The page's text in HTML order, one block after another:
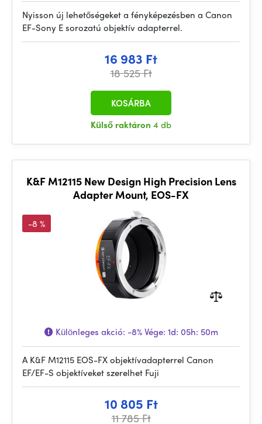
Nyisson új lehetőségeket a fényképezésben a Canon
EF-Sony E sorozatú objektív adapterrel.
16 983 Ft
18 525 Ft
Külső raktáron 4 db
KOSÁRBA
K&F M12115 New Design High Precision Lens
Adapter Mount, EOS-FX
-8 %
Különleges akció: -8%Vége: 1d: 05h: 50m
A K&F M12115 EOS-FX objektívadapterrel Canon
EF/EF-S objektíveket szerelhet Fuji
10 805 Ft
11 785 Ft